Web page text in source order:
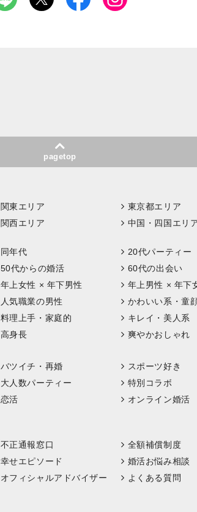
pagetop
関東エリア 東京都エリア
関西エリア 中国・四国エリ
同年代 20代パーティー
50代からの婚活 60代の出会い
年上女性 × 年下男性 年上男性 × 年下
人気職業の男性 かわいい系・童
料理上手・家庭的 キレイ・美人系
高身長 爽やかおしゃれ
バツイチ・再婚 スポーツ好き
大人数パーティー 特別コラボ
恋活 オンライン婚活
不正通報窓口 全額補償制度
幸せエピソード 婚活お悩み相談
オフィシャルアドバイザー よくある質問